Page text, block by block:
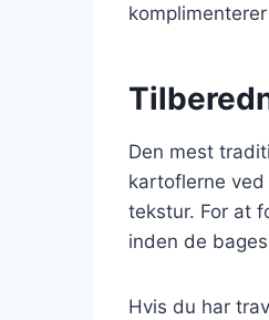
Den mest
kartoflerne
tekstur. For at
inden de
Hvis du har